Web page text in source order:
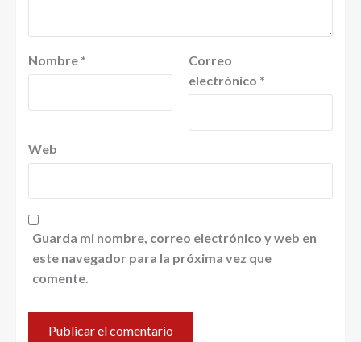
Nombre *
Correo
electrónico *
Web
Guarda mi nombre, correo electrónico y web en
este navegador para la próxima vez que
comente.